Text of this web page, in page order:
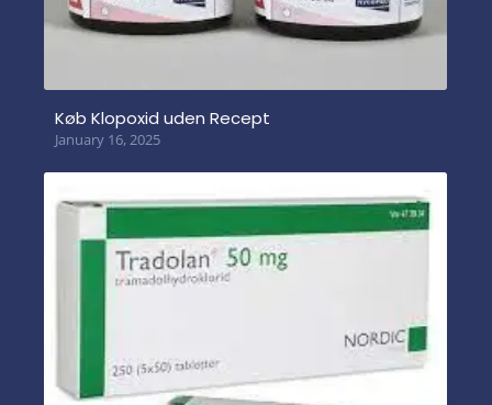
Køb Klopoxid uden Recept
January 16, 2025